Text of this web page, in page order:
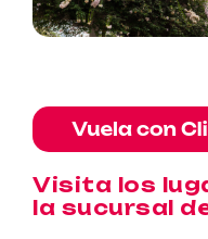
Visita los
la sucursal